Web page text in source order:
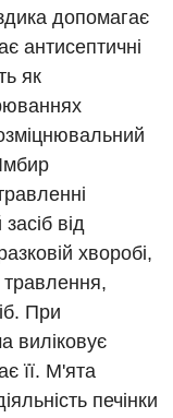
допомагає
антисептичні
як
від
хворобі,
травлення,
При
виліковує
її. М'ята
печінки